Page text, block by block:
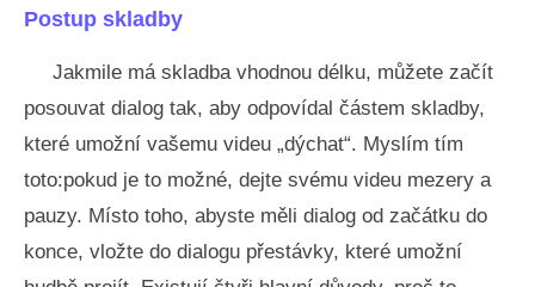
Postup skladby
Jakmile má skladba vhodnou délku, můžete začít
posouvat dialog tak, aby odpovídal částem skladby,
které umožní vašemu videu „dýchat“. Myslím tím
toto:pokud je to možné, dejte svému videu mezery a
pauzy. Místo toho, abyste měli dialog od začátku do
konce, vložte do dialogu přestávky, které umožní